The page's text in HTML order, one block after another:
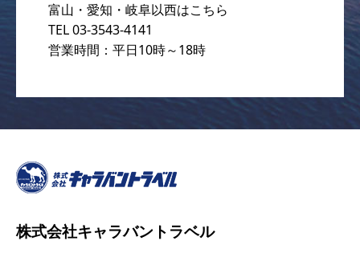
富山・愛知・岐阜以西はこちら
TEL 03-3543-4141
営業時間：平日10時～18時
株式会社キャラバントラベル